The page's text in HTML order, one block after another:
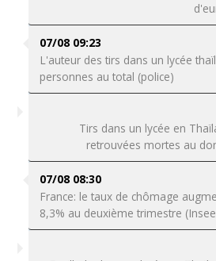
07/08 09:23
L'auteur des tirs dans un lycée
personnes au total (police)
Tirs dans un lycée en
retrouvées mortes au
07/08 08:30
France: le taux de chômage
8,3% au deuxième trimestre